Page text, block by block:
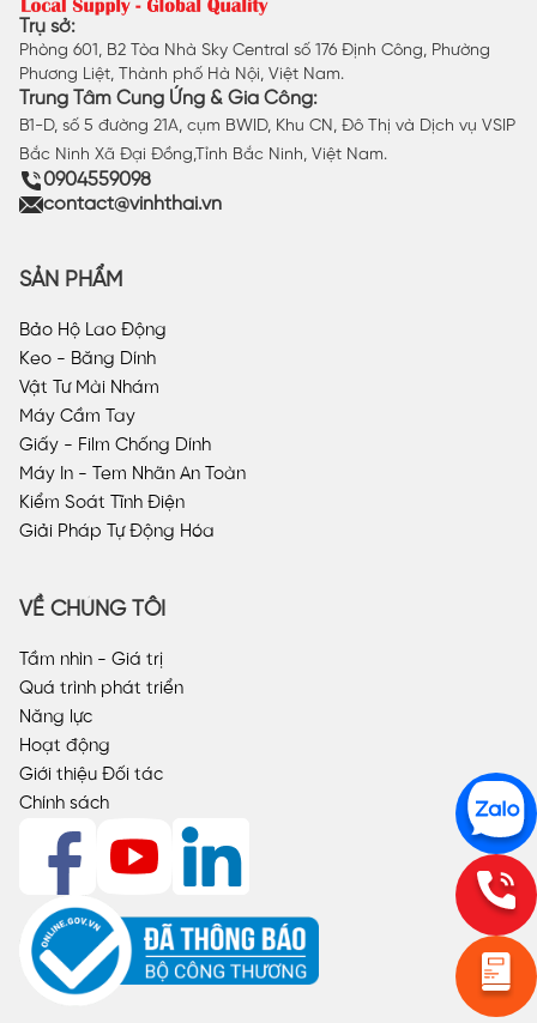
Trụ sở:
Phòng 601, B2 Tòa Nhà Sky Central số 176 Định Công, Phường
Phương Liệt, Thành phố Hà Nội, Việt Nam.
Trung Tâm Cung Ứng & Gia Công:
B1-D, số 5 đường 21A, cụm BWID, Khu CN, Đô Thị và Dịch vụ VSIP
Bắc Ninh Xã Đại Đồng,Tỉnh Bắc Ninh, Việt Nam.
0904559098
contact@vinhthai.vn
SẢN PHẨM
Bảo Hộ Lao Động
Keo - Băng Dính
Vật Tư Mài Nhám
Máy Cầm Tay
Giấy - Film Chống Dính
Máy In - Tem Nhãn An Toàn
Kiểm Soát Tĩnh Điện
Giải Pháp Tự Động Hóa
VỀ CHÚNG TÔI
Tầm nhìn - Giá trị
Quá trình phát triển
Năng lực
Hoạt động
Giới thiệu Đối tác
Chính sách